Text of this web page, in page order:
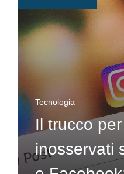
Tecnologia
Il trucco
inosservati